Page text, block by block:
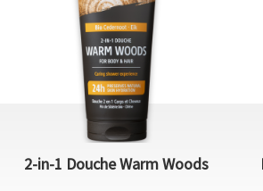
2-in-1 Douche Warm Woods